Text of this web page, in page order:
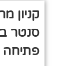
קניון
סנטר
פתיחה